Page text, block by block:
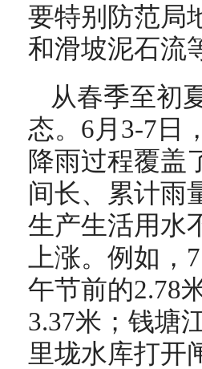
要特别防范局
和滑坡泥石流
从春季至初
态。6月3-7日
降雨过程覆盖
间长、累计雨
生产生活用水
上涨。例如
午节前的2.78
3.37米；钱塘
里垅水库打开